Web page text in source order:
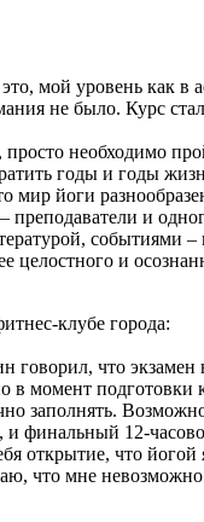
мой уровень как в
не было. Курс
необходимо
годы и годы
мир йоги
преподаватели и
событиями
– более
клубе города:
что
в момент
заполнять.
финальный 12-
открытие, что
что мне